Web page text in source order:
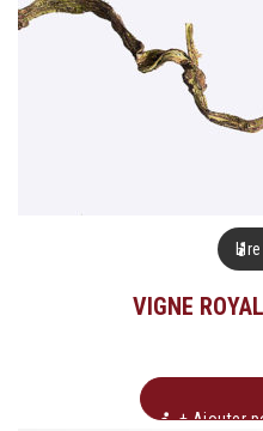
VIGNE
+ Ajouter